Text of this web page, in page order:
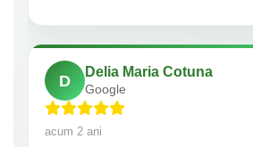
D
Delia Maria Cotuna
Google
acum 2 ani